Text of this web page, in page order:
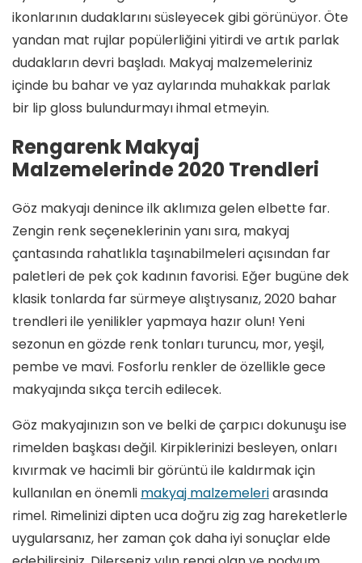
ikonlarının dudaklarını süsleyecek gibi görünüyor. Öte
yandan mat rujlar popülerliğini yitirdi ve artık parlak
dudakların devri başladı. Makyaj malzemeleriniz
içinde bu bahar ve yaz aylarında muhakkak parlak
bir lip gloss bulundurmayı ihmal etmeyin.
Rengarenk Makyaj
Malzemelerinde 2020 Trendleri
Göz makyajı denince ilk aklımıza gelen elbette far.
Zengin renk seçeneklerinin yanı sıra, makyaj
çantasında rahatlıkla taşınabilmeleri açısından far
paletleri de pek çok kadının favorisi. Eğer bugüne dek
klasik tonlarda far sürmeye alıştıysanız, 2020 bahar
trendleri ile yenilikler yapmaya hazır olun! Yeni
sezonun en gözde renk tonları turuncu, mor, yeşil,
pembe ve mavi. Fosforlu renkler de özellikle gece
makyajında sıkça tercih edilecek.
Göz makyajınızın son ve belki de çarpıcı dokunuşu ise
rimelden başkası değil. Kirpiklerinizi besleyen, onları
kıvırmak ve hacimli bir görüntü ile kaldırmak için
kullanılan en önemli makyaj malzemeleriarasında
rimel. Rimelinizi dipten uca doğru zig zag hareketlerle
uygularsanız, her zaman çok daha iyi sonuçlar elde